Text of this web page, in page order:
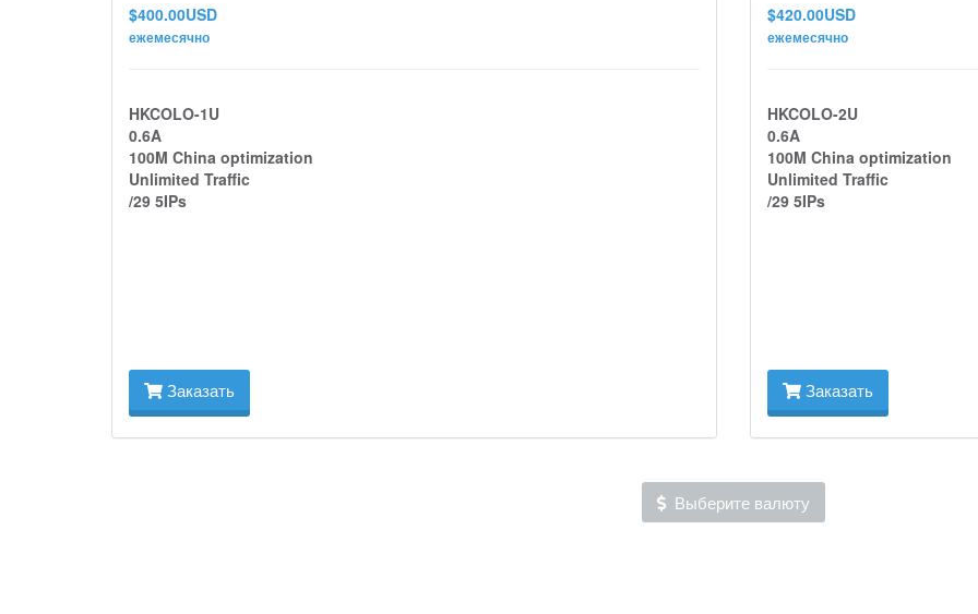
$400.00USD
ежемесячно
HKCOLO-1U
0.6A
100M China optimization
Unlimited Traffic
/29 5IPs
Заказать
$420.00USD
ежемесячно
HKCOLO-2U
0.6A
100M China optimization
Unlimited Traffic
/29 5IPs
Заказать
Выберите валюту